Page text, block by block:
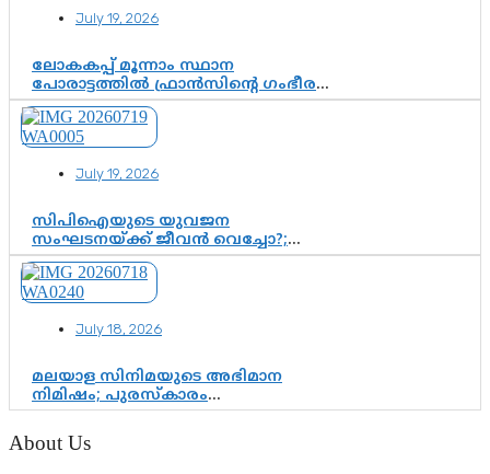
ഘടകത്തോട് അതൃപ്തി
July 19, 2026
ലോകകപ്പ് മൂന്നാം സ്ഥാന
പോരാട്ടത്തിൽ ഫ്രാൻസിന്റെ ഗംഭീര
തിരിച്ചുവരവ്; ഗോൾവേട്ടയിൽ
മെസ്സിയെ മറികടന്ന് എംബാപ്പെ
July 19, 2026
സിപിഐയുടെ യുവജന
സംഘടനയ്ക്ക് ജീവൻ വെച്ചോ?;
ജിസ്മോന്റെ വിമർശനം രാഷ്ട്രീയ
ഇരട്ടത്താപ്പെന്ന് ചർച്ച
July 18, 2026
മലയാള സിനിമയുടെ അഭിമാന
നിമിഷം; പുരസ്‌കാരം
ആഘോഷമാകട്ടെ, മികവ് ശീലമാകട്ടെ
About Us